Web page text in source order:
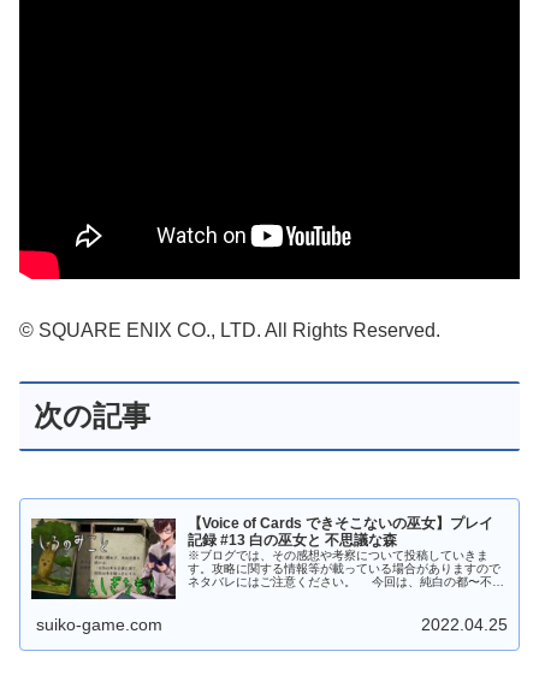
© SQUARE ENIX CO., LTD. All Rights Reserved.
次の記事
【Voice of Cards できそこないの巫女】プレイ
記録 #13 白の巫女と 不思議な森
※ブログでは、その感想や考察について投稿していきま
す。攻略に関する情報等が載っている場合がありますので
ネタバレにはご注意ください。 今回は、純白の都〜不思
suiko-game.com 2022.04.25